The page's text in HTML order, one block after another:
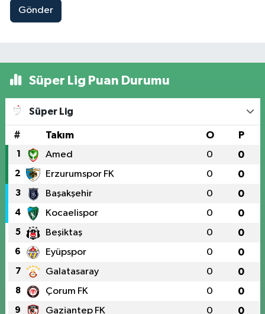
Gönder
Süper Lig Puan Durumu
Süper Lig
# Takım O P
1 Amed 0 0
2 Erzurumspor FK 0 0
3 Başakşehir 0 0
4 Kocaelispor 0 0
5 Beşiktaş 0 0
6 Eyüpspor 0 0
7 Galatasaray 0 0
8 Çorum FK 0 0
9 Gaziantep FK 0 0